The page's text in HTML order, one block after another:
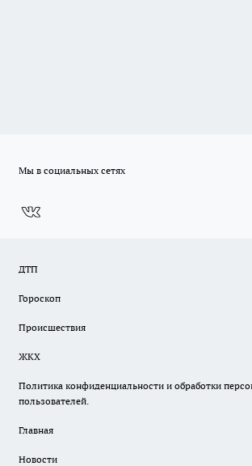
Мы в социальных сетях
ДТП
Гороскоп
Происшествия
ЖКХ
Политика конфиденциальности и обработки
пользователей.
Главная
Новости